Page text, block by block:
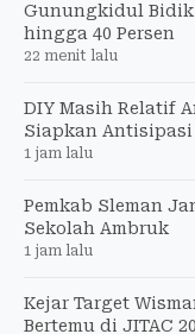
Gunungkidul Bidik
hingga 40 Persen
22 menit lalu
DIY Masih Relatif
Siapkan Antisipasi
1 jam lalu
Pemkab Sleman
Sekolah Ambruk
1 jam lalu
Kejar Target
Bertemu di JITAC